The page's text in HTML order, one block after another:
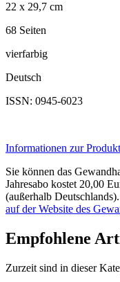
22 x 29,7 cm
68 Seiten
vierfarbig
Deutsch
ISSN: 0945-6023
Informationen zur
Sie können das
Jahresabo kostet 20,00
(außerhalb Deutschlands).
auf der Website des
Empfohlene
Zurzeit sind in dieser